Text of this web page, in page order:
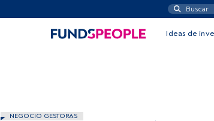
Ideas de
NEGOCIO GESTORAS